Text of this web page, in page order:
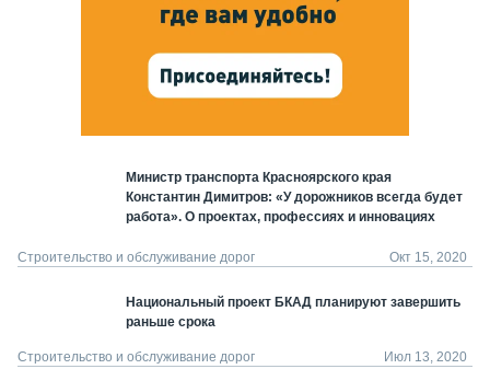
Министр транспорта Красноярского края
Константин Димитров: «У дорожников всегда будет
работа». О проектах, профессиях и инновациях
Строительство и обслуживание дорог Окт 15, 2020
Национальный проект БКАД планируют завершить
раньше срока
Строительство и обслуживание дорог Июл 13, 2020